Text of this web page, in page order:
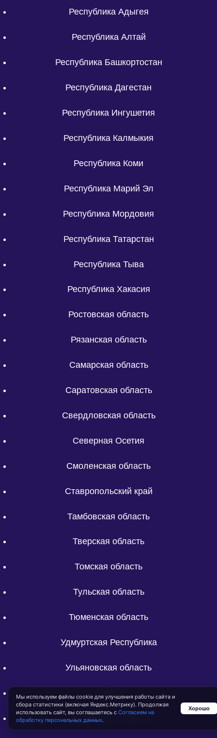
Мы используем файлы cookie для улучшения работы сайта и
сбора статистики (включая Яндекс.Метрику). Продолжая
использовать сайт, вы соглашаетесь с Согласием на
обработку персональных данных.
Хорошо
Республика Адыгея
Республика Алтай
Республика Башкортостан
Республика Дагестан
Республика Ингушетия
Республика Калмыкия
Республика Коми
Республика Марий Эл
Республика Мордовия
Республика Татарстан
Республика Тыва
Республика Хакасия
Ростовская область
Рязанская область
Самарская область
Саратовская область
Свердловская область
Северная Осетия
Смоленская область
Ставропольский край
Тамбовская область
Тверская область
Томская область
Тульская область
Тюменская область
Удмуртская Республика
Ульяновская область
Челябинская область